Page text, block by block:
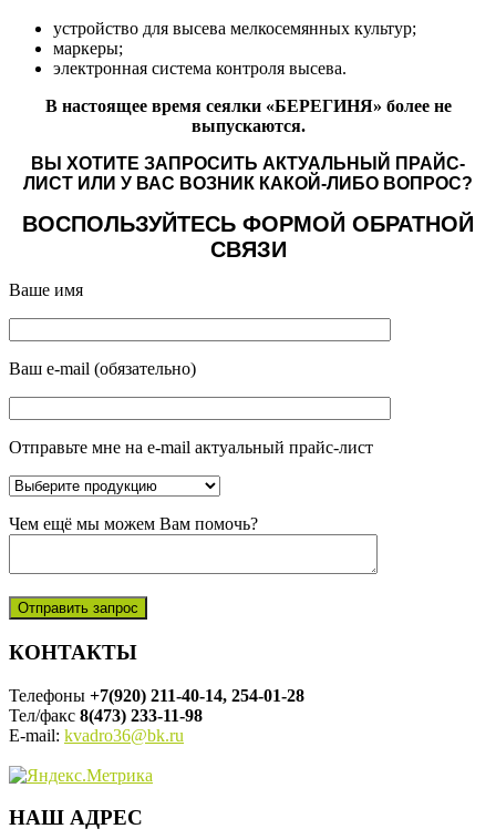
устройство для высева мелкосемянных культур;
маркеры;
электронная система контроля высева.
В настоящее время сеялки «БЕРЕГИНЯ» более не
выпускаются.
ВЫ ХОТИТЕ ЗАПРОСИТЬ АКТУАЛЬНЫЙ ПРАЙС-
ЛИСТ ИЛИ У ВАС ВОЗНИК КАКОЙ-ЛИБО ВОПРОС?
ВОСПОЛЬЗУЙТЕСЬ ФОРМОЙ ОБРАТНОЙ
СВЯЗИ
Ваше имя
Ваш e-mail (обязательно)
Отправьте мне на e-mail актуальный прайс-лист
Чем ещё мы можем Вам помочь?
КОНТАКТЫ
Телефоны +7(920) 211-40-14, 254-01-28
Тел/факс 8(473) 233-11-98
E-mail: kvadro36@bk.ru
НАШ АДРЕС